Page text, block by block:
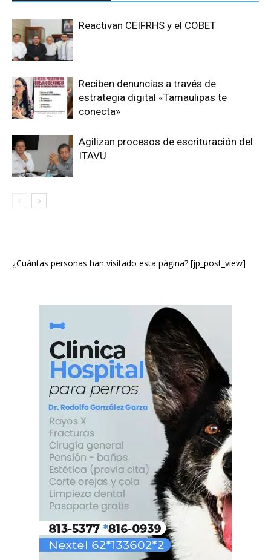
Reactivan CEIFRHS y el COBET
Reciben denuncias a través de
estrategia digital «Tamaulipas te
conecta»
Agilizan procesos de escrituración del
ITAVU
¿Cuántas personas han visitado esta página? [jp_post_view]